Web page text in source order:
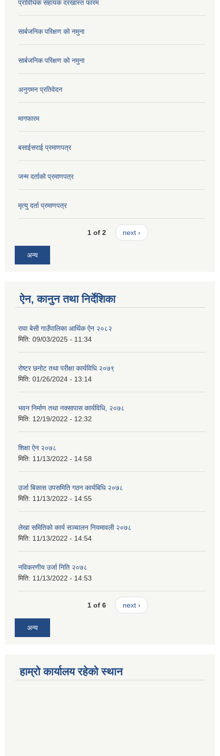
प्राविधिक सहायक दरखास्त फारम
सार्बजनिक परिक्षण को नमुना
सार्बजनिक परिक्षण को नमुना
अनुगमन प्रतिवेदन
मागफारम
बसाईसराई प्रमाणपत्र
जन्म दर्ताको प्रमाणपत्र
मृत्यु दर्ता प्रमाणपत्र
1 of 2 next ›
अन्य
ऐन, कानुन तथा निर्देशिका
रावा बेसी गाउँपालिका आर्थिक ऐन २०८२
मिति: 09/03/2025 - 11:34
रोष्टर छनोट तथा परीक्षा कार्यविधि २०७९
मिति: 01/26/2024 - 13:14
भवन निर्माण तथा नक्सापास कार्यविधि, २०७८
मिति: 12/19/2022 - 12:32
शिक्षा ऐन २०७८
मिति: 11/13/2022 - 14:58
उर्जा बिकास उपसमिति गठन कार्यबिधि २०७८
मिति: 11/13/2022 - 14:55
लेखा समितिको कार्य सञ्चालन नियमावली २०७८
मिति: 11/13/2022 - 14:54
नविकरणीय उर्जा निति २०७८
मिति: 11/13/2022 - 14:53
1 of 6 next ›
अन्य
हाम्रो कार्यालय रहेको स्थान